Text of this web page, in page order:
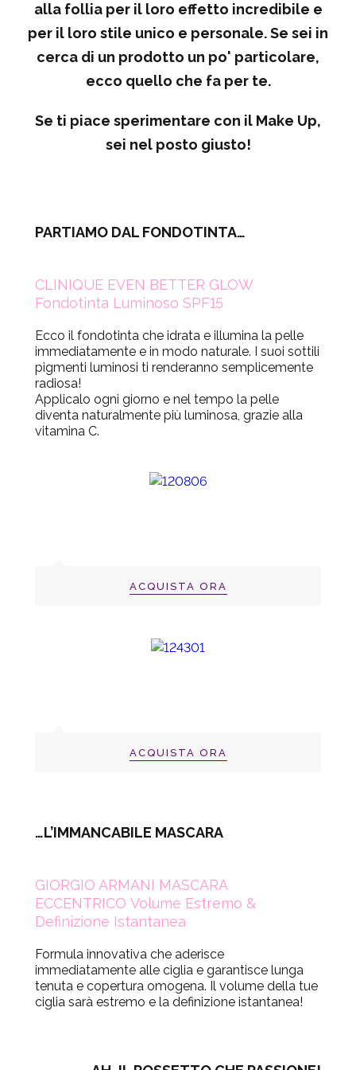
alla follia per il loro effetto incredibile e
per il loro stile unico e personale. Se sei in
cerca di un prodotto un po' particolare,
ecco quello che fa per te.
Se ti piace sperimentare con il Make Up,
sei nel posto giusto!
PARTIAMO DAL FONDOTINTA…
CLINIQUE EVEN BETTER GLOW
Fondotinta Luminoso SPF15
Ecco il fondotinta che idrata e illumina la pelle
immediatamente e in modo naturale. I suoi sottili
pigmenti luminosi ti renderanno semplicemente
radiosa!
Applicalo ogni giorno e nel tempo la pelle
diventa naturalmente più luminosa, grazie alla
vitamina C.
ACQUISTA ORA
ACQUISTA ORA
…L’IMMANCABILE MASCARA
GIORGIO ARMANI MASCARA
ECCENTRICO Volume Estremo &
Definizione Istantanea
Formula innovativa che aderisce
immediatamente alle ciglia e garantisce lunga
tenuta e copertura omogena. Il volume della tue
ciglia sarà estremo e la definizione istantanea!